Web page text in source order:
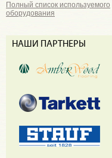
Полный список используемого
оборудования
НАШИ ПАРТНЕРЫ